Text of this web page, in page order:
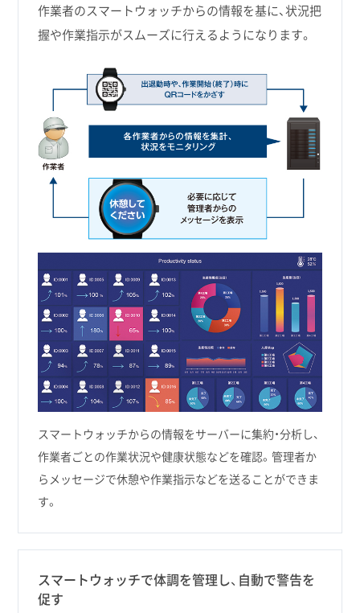
作業者のスマートウォッチからの情報を基に、状況把
握や作業指示がスムーズに行えるようになります。
スマートウォッチからの情報をサーバーに集約・分析し、
作業者ごとの作業状況や健康状態などを確認。管理者か
らメッセージで休憩や作業指示などを送ることができま
す。
スマートウォッチで体調を管理し、自動で警告を
促す